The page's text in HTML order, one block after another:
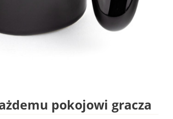
pokojowi gracza